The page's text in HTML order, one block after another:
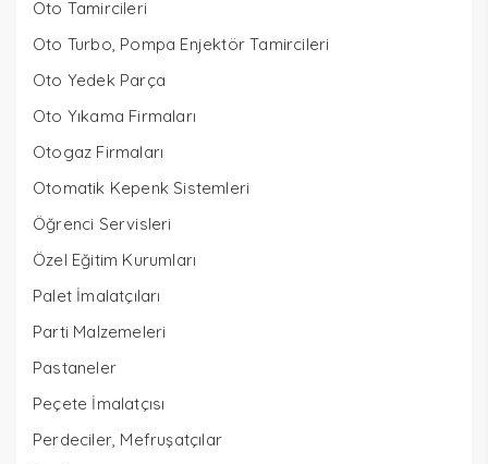
Oto Tamircileri
Oto Turbo, Pompa Enjektör Tamircileri
Oto Yedek Parça
Oto Yıkama Firmaları
Otogaz Firmaları
Otomatik Kepenk Sistemleri
Öğrenci Servisleri
Özel Eğitim Kurumları
Palet İmalatçıları
Parti Malzemeleri
Pastaneler
Peçete İmalatçısı
Perdeciler, Mefruşatçılar